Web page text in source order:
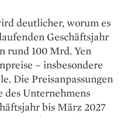
deutlicher, worum es
Geschäftsjahr
rund 100 Mrd. Yen
– insbesondere
Die Preisanpassungen
des Unternehmens
bis März 2027